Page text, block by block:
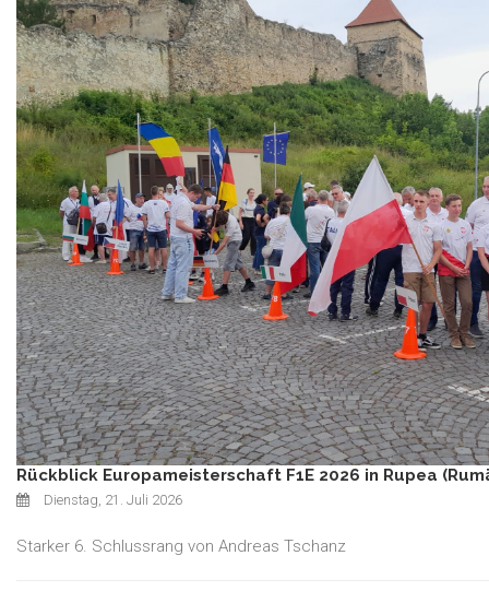
Rückblick Europameisterschaft F1E 2026 in Rupea
Dienstag, 21. Juli 2026
Starker 6. Schlussrang von Andreas Tschanz